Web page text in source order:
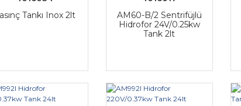
Tankı Inox 2lt
AM60-B/2 Sentrifüjlü
Hidrofor 24V/0.25kw
Tank 2lt